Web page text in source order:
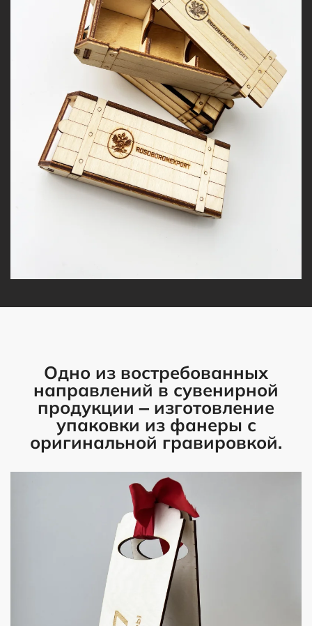
Одно из востребованных
направлений в сувенирной
продукции – изготовление
упаковки из фанеры с
оригинальной гравировкой.